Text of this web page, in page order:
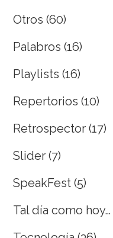
Otros (60)
Palabros (16)
Playlists (16)
Repertorios (10)
Retrospector (17)
Slider (7)
SpeakFest (5)
Tal día como hoy…